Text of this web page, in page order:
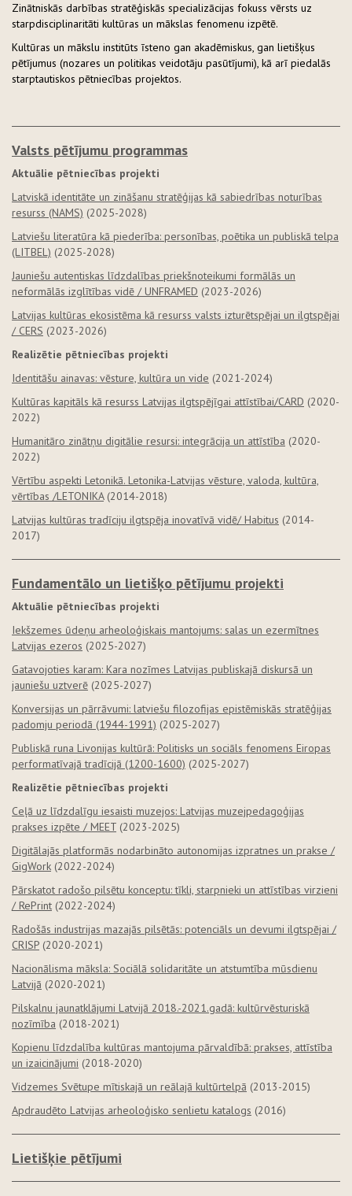
Zinātniskās darbības stratēģiskās specializācijas fokuss vērsts uz
starpdisciplinaritāti kultūras un mākslas fenomenu izpētē.
Kultūras un mākslu institūts īsteno gan akadēmiskus, gan lietišķus
pētījumus (nozares un politikas veidotāju pasūtījumi), kā arī piedalās
starptautiskos pētniecības projektos.
Valsts pētījumu programmas
Aktuālie pētniecības projekti
Latviskā identitāte un zināšanu stratēģijas kā sabiedrības noturības
resurss (NAMS) (2025-2028)
Latviešu literatūra kā piederība: personības, poētika un publiskā telpa
(LITBEL) (2025-2028)
Jauniešu autentiskas līdzdalības priekšnoteikumi formālās un
neformālās izglītības vidē / UNFRAMED (2023-2026)
Latvijas kultūras ekosistēma kā resurss valsts izturētspējai un ilgtspējai
/ CERS (2023-2026)
Realizētie pētniecības projekti
Identitāšu ainavas: vēsture, kultūra un vide (2021-2024)
Kultūras kapitāls kā resurss Latvijas ilgtspējīgai attīstībai/CARD (2020-
2022)
Humanitāro zinātņu digitālie resursi: integrācija un attīstība (2020-
2022)
Vērtību aspekti Letonikā. Letonika-Latvijas vēsture, valoda, kultūra,
vērtības /LETONIKA(2014-2018)
Latvijas kultūras tradīciju ilgtspēja inovatīvā vidē/ Habitus (2014-
2017)
Fundamentālo un lietišķo pētījumu projekti
Aktuālie pētniecības projekti
Iekšzemes ūdeņu arheoloģiskais mantojums: salas un ezermītnes
Latvijas ezeros (2025-2027)
Gatavojoties karam: Kara nozīmes Latvijas publiskajā diskursā un
jauniešu uztverē (2025-2027)
Konversijas un pārrāvumi: latviešu filozofijas epistēmiskās stratēģijas
padomju periodā (1944-1991) (2025-2027)
Publiskā runa Livonijas kultūrā: Politisks un sociāls fenomens Eiropas
performatīvajā tradīcijā (1200-1600) (2025-2027)
Realizētie pētniecības projekti
Ceļā uz līdzdalīgu iesaisti muzejos: Latvijas muzejpedagoģijas
prakses izpēte / MEET (2023-2025)
Digitālajās platformās nodarbināto autonomijas izpratnes un prakse /
GigWork (2022-2024)
Pārskatot radošo pilsētu konceptu: tīkli, starpnieki un attīstības virzieni
/ RePrint (2022-2024)
Radošās industrijas mazajās pilsētās: potenciāls un devumi ilgtspējai /
CRISP (2020-2021)
Nacionālisma māksla: Sociālā solidaritāte un atstumtība mūsdienu
Latvijā (2020-2021)
Pilskalnu jaunatklājumi Latvijā 2018.-2021.gadā: kultūrvēsturiskā
nozīmība (2018-2021)
Kopienu līdzdalība kultūras mantojuma pārvaldībā: prakses, attīstība
un izaicinājumi (2018-2020)
Vidzemes Svētupe mītiskajā un reālajā kultūrtelpā (2013-2015)
Apdraudēto Latvijas arheoloģisko senlietu katalogs (2016)
Lietišķie pētījumi